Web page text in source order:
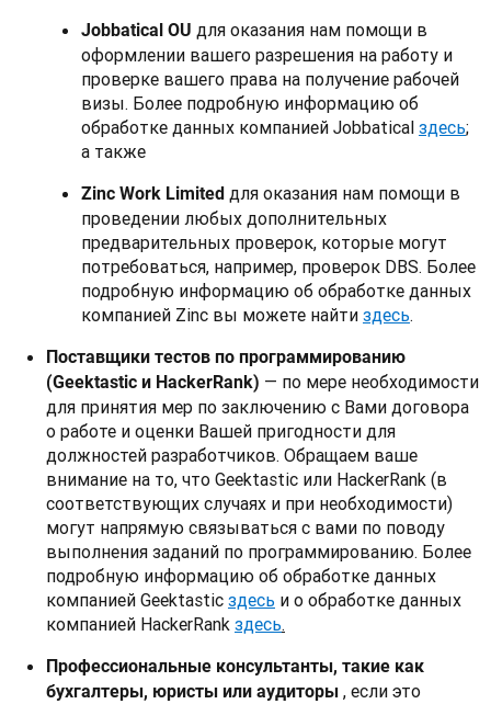
Jobbatical OU для оказания нам помощи в
оформлении вашего разрешения на работу и
проверке вашего права на получение рабочей
визы. Более подробную информацию об
обработке данных компанией Jobbatical здесь;
а также
Zinc Work Limited для оказания нам помощи в
проведении любых дополнительных
предварительных проверок, которые могут
потребоваться, например, проверок DBS. Более
подробную информацию об обработке данных
компанией Zinc вы можете найти здесь.
Поставщики тестов по программированию
(Geektastic и HackerRank) — по мере необходимости
для принятия мер по заключению с Вами договора
о работе и оценки Вашей пригодности для
должностей разработчиков. Обращаем ваше
внимание на то, что Geektastic или HackerRank (в
соответствующих случаях и при необходимости)
могут напрямую связываться с вами по поводу
выполнения заданий по программированию. Более
подробную информацию об обработке данных
компанией Geektastic здесь и о обработке данных
компанией HackerRank здесь.
Профессиональные консультанты, такие как
бухгалтеры, юристы или аудиторы , если это